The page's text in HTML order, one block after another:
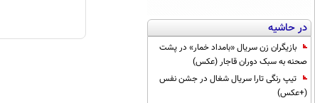
در حاشیه
بازیگران زن سریال «بامداد خمار» در پشت
صحنه به سبک دوران قاجار (عکس)
تیپ رنگی تارا سریال شغال در جشن نفس
(+عکس)